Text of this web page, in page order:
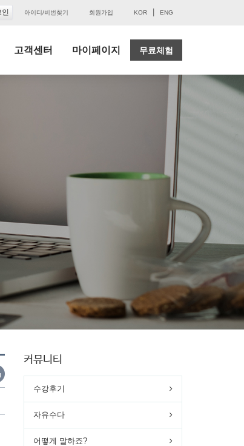
아이디/비번찾기 회원가입 KOR ENG
고객센터 마이페이지 무료체험
커뮤니티
수강후기
자유수다
어떻게 말하죠?